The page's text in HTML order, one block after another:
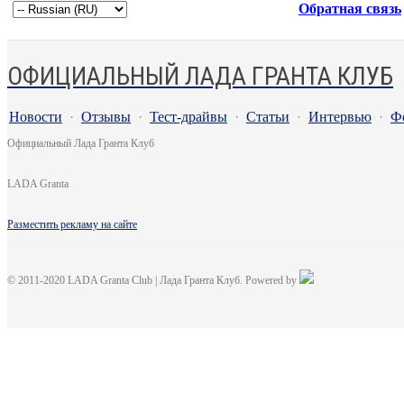
Обратная связь
ОФИЦИАЛЬНЫЙ ЛАДА ГРАНТА КЛУБ
Новости · Отзывы · Тест-драйвы · Статьи · Интервью ·
Официальный Лада Гранта Клуб
LADA Granta
Разместить рекламу на сайте
© 2011-2020 LADA Granta Club | Лада Гранта Клуб. Powered by